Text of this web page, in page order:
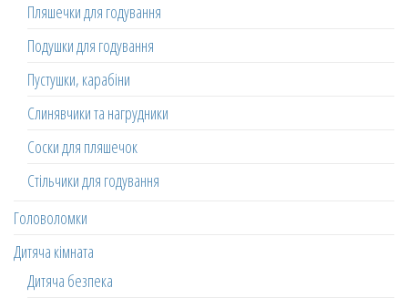
Пляшечки для годування
Подушки для годування
Пустушки, карабіни
Слинявчики та нагрудники
Соски для пляшечок
Стільчики для годування
Головоломки
Дитяча кімната
Дитяча безпека